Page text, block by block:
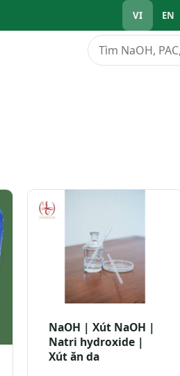
VI EN
Tìm kiếm
NaOH | Xút NaOH |
Natri hydroxide |
Xút ăn da